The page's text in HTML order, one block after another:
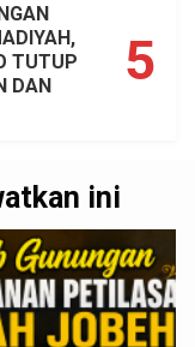
5
TUTUP
DAN
ini